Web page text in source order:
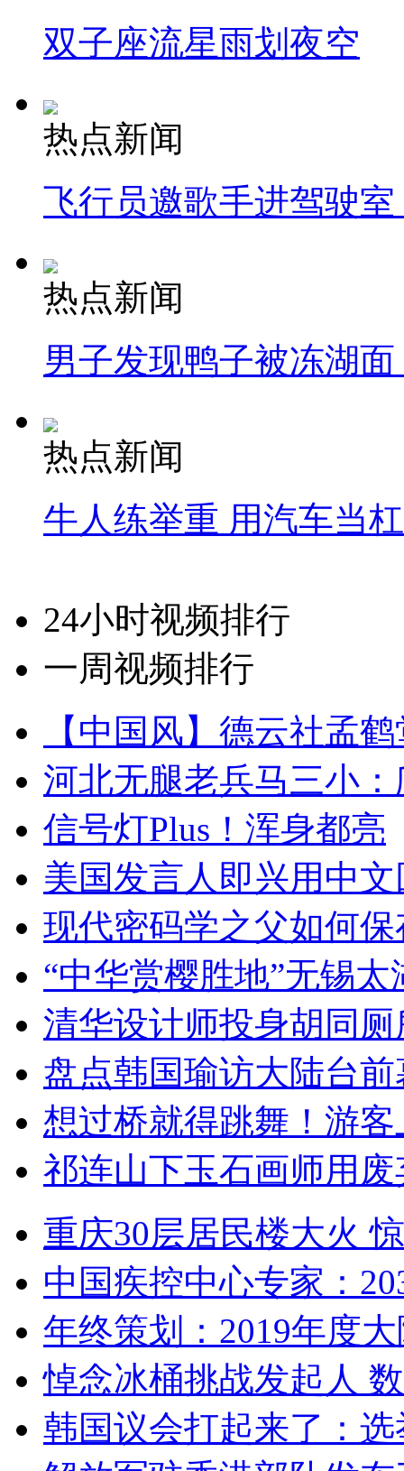
双子座流星雨划夜空
热点新闻
飞行员邀歌手进驾驶
热点新闻
男子发现鸭子被冻湖
热点新闻
牛人练举重 用汽车当
24小时视频排行
一周视频排行
【中国风】德云社孟
河北无腿老兵马三小
信号灯Plus！浑身都亮
美国发言人即兴用中
现代密码学之父如何
“中华赏樱胜地”无锡
清华设计师投身胡同
盘点韩国瑜访大陆台
想过桥就得跳舞！游客
祁连山下玉石画师用
重庆30层居民楼大火
中国疾控中心专家：
年终策划：2019年度
悼念冰桶挑战发起人
韩国议会打起来了：